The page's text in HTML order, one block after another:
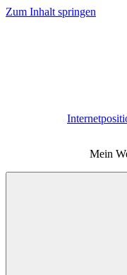
Zum Inhalt springen
Mein